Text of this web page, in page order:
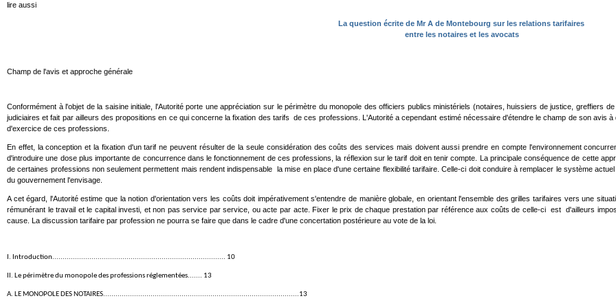
lire aussi
La question écrite de Mr A de Montebourg sur les relations tarifaires
entre les notaires et les avocats
Champ de l'avis et approche générale
Conformément à l'objet de la saisine initiale, l'Autorité porte une appréciation sur le périmètre du monopole des officiers publics ministériels (notaires, huissiers de justice, greffiers
judiciaires et fait par ailleurs des propositions en ce qui concerne la fixation des tarifs de ces professions. L'Autorité a cependant estimé nécessaire d'étendre le champ de son avis
d'exercice de ces professions.
En effet, la conception et la fixation d'un tarif ne peuvent résulter de la seule considération des coûts des services mais doivent aussi prendre en compte l'environnement
d'introduire une dose plus importante de concurrence dans le fonctionnement de ces professions, la réflexion sur le tarif doit en tenir compte. La principale conséquence de cette
de certaines professions non seulement permettent mais rendent indispensable la mise en place d'une certaine flexibilité tarifaire. Celle-ci doit conduire à remplacer le système
du gouvernement l'envisage.
A cet égard, l'Autorité estime que la notion d'orientation vers les coûts doit impérativement s'entendre de manière globale, en orientant l'ensemble des grilles tarifaires vers une
rémunérant le travail et le capital investi, et non pas service par service, ou acte par acte. Fixer le prix de chaque prestation par référence aux coûts de celle-ci est d'ailleurs
cause. La discussion tarifaire par profession ne pourra se faire que dans le cadre d'une concertation postérieure au vote de la loi.
I. Introduction.................................................................................... 10
II. Le périmètre du monopole des professions réglementées....... 13
A. LE MONOPOLE DES NOTAIRES...............................................................................................13